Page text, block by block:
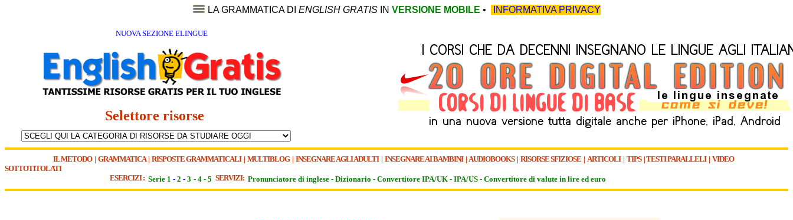
LA GRAMMATICA DI ENGLISH GRATIS IN VERSIONE MOBILE • INFORMATIVA PRIVACY
NUOVA SEZIONE ELINGUE
Selettore risorse
IL METODO| GRAMMATICA| RISPOSTE GRAMMATICALI| MULTIBLOG| INSEGNARE AGLI ADULTI | INSEGNARE AI BAMBINI| AUDIOBOOKS| RISORSE SFIZIOSE | ARTICOLI| TIPS|TESTI PARALLELI| VIDEO
SOTTOTITOLATI
ESERCIZI : Serie 1 - 2 - 3 - 4 - 5 SERVIZI: Pronunciatore di inglese - Dizionario - Convertitore IPA/UK - IPA/US - Convertitore di valute in lire ed euro